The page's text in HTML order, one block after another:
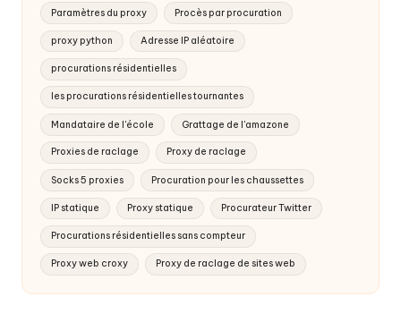
Paramètres du proxy Procès par procuration
proxy python Adresse IP aléatoire
procurations résidentielles
les procurations résidentielles tournantes
Mandataire de l'école Grattage de l'amazone
Proxies de raclage Proxy de raclage
Socks 5 proxies Procuration pour les chaussettes
IP statique Proxy statique Procurateur Twitter
Procurations résidentielles sans compteur
Proxy web croxy Proxy de raclage de sites web